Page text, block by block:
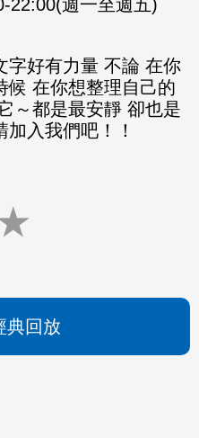
22:00(週一至週五)
字好有力量 不論 在你
候 在你想整理自己的
～都是最安靜 卻也是
入我們吧！！
典回放